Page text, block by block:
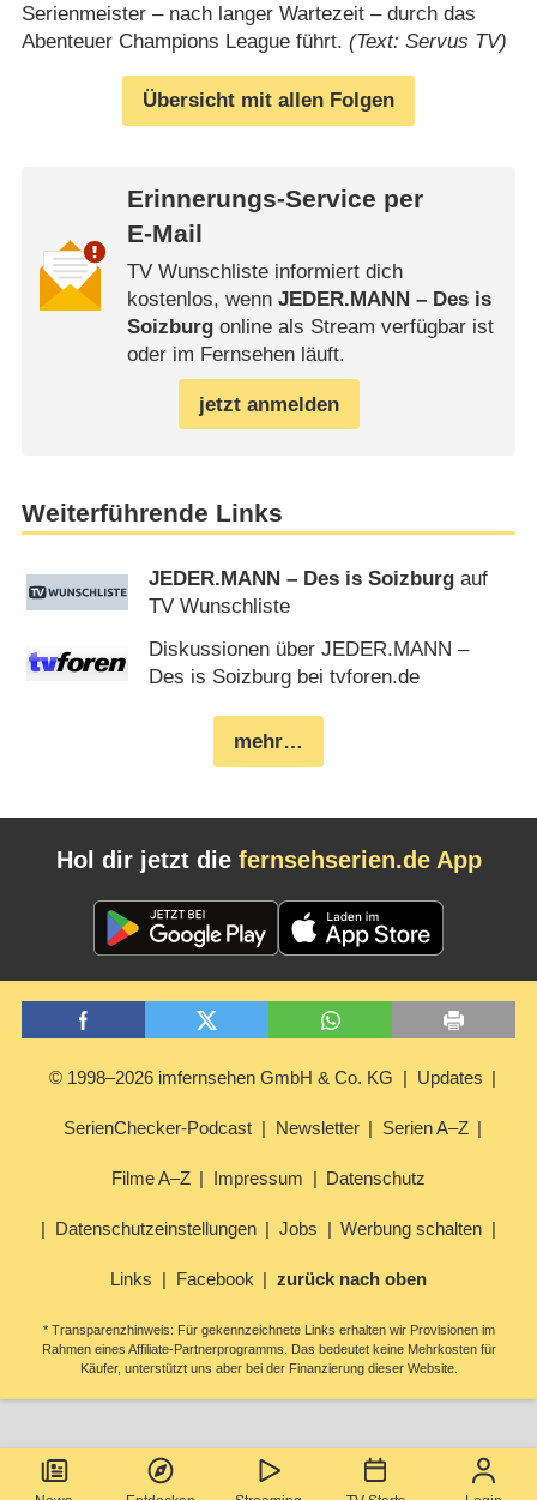
Serienmeister – nach langer Wartezeit – durch das
Abenteuer Champions League führt. (Text: Servus TV)
Übersicht mit allen Folgen
Erinnerungs-Service per
E-Mail
TV Wunschliste informiert dich
kostenlos, wenn JEDER.MANN – Des is
Soizburgonline als Stream verfügbar ist
oder im Fernsehen läuft.
jetzt anmelden
Weiterführende Links
JEDER.MANN – Des is Soizburg auf
TV Wunschliste
Diskussionen über JEDER.MANN –
Des is Soizburg bei tvforen.de
mehr…
Hol dir jetzt die fernsehserien.de App
© 1998–2026 imfernsehen GmbH & Co. KG Updates
SerienChecker-Podcast Newsletter Serien A–Z
Filme A–Z Impressum Datenschutz
Datenschutzeinstellungen Jobs Werbung schalten
Links Facebook zurück nach oben
* Transparenzhinweis: Für gekennzeichnete Links erhalten wir Provisionen im
Rahmen eines Affiliate-Partnerprogramms. Das bedeutet keine Mehrkosten für
Käufer, unterstützt uns aber bei der Finanzierung dieser Website.